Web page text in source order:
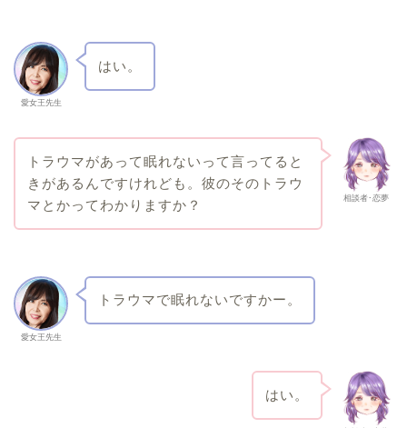
愛女王先生
はい。
相談者･恋夢
トラウマがあって眠れないって言ってると
きがあるんですけれども。彼のそのトラウ
マとかってわかりますか？
愛女王先生
トラウマで眠れないですかー。
はい。